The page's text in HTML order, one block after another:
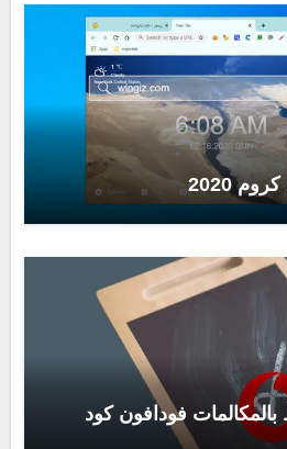
2020
بالمكالمات فودافون كود